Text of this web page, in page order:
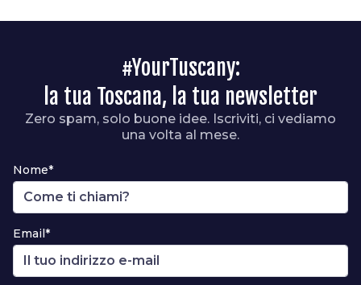
#YourTuscany:
la tua Toscana, la tua newsletter
Zero spam, solo buone idee. Iscriviti, ci vediamo
una volta al mese.
Nome*
Email*